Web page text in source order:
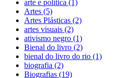
arte e política (1)
Artes (5)
Artes Plásticas (2)
artes visuais (2)
ativismo negro (1)
Bienal do livro (2)
bienal do livro do rio (1)
biografia (2)
Biografias (19)